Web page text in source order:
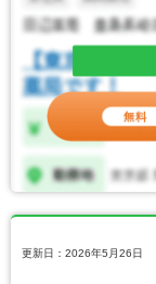
更新日：2026年5月26日